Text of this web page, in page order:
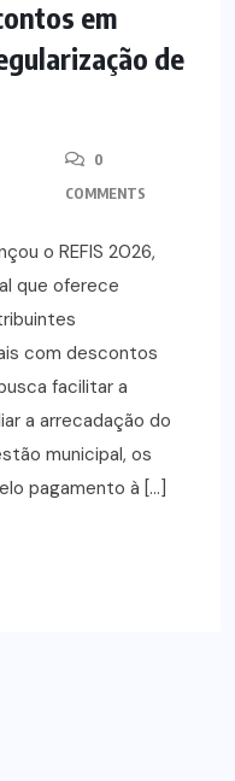
em
de
0
COMMENTS
o REFIS 2026,
que oferece
com descontos
facilitar a
a arrecadação do
municipal, os
pagamento à […]